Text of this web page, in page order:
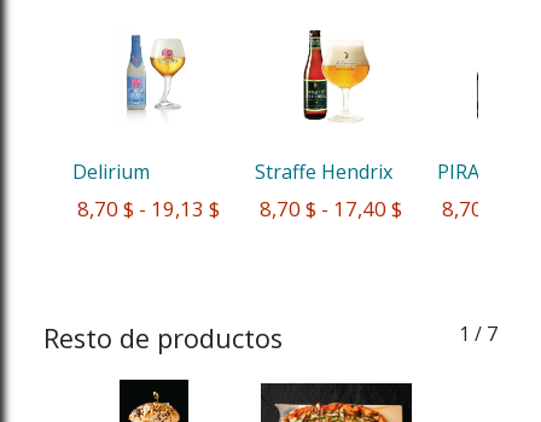
Delirium
8,70 $ - 19,13 $
Straffe Hendrix
8,70 $ - 17,40 $
PIRAAT
8,70 $ -
Resto de productos 1 / 7